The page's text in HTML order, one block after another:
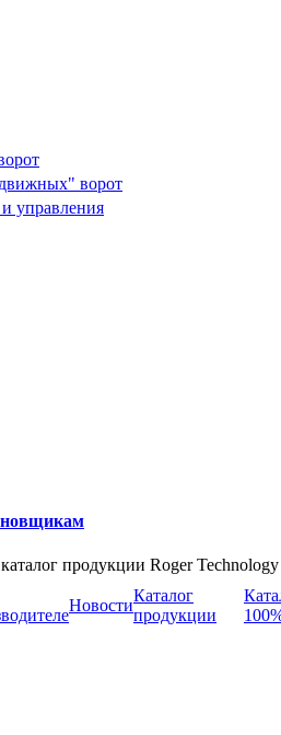
ворот
управления
продукции Roger Technology
Новости
Каталог
продукции